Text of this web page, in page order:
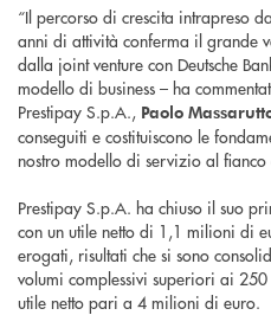
“Il percorso di crescita intrapreso
anni di attività conferma il grande
dalla joint venture con Deutsche
modello di business – ha
Prestipay S.p.A., Paolo
conseguiti e costituiscono le
nostro modello di servizio al fianco
Prestipay S.p.A. ha chiuso il suo
con un utile netto di 1,1 milioni di
erogati, risultati che si sono
volumi complessivi superiori ai
utile netto pari a 4 milioni di euro.